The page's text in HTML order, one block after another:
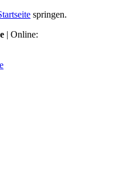
springen.
| Online: